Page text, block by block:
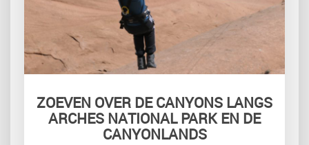
ZOEVEN OVER DE CANYONS LANGS
ARCHES NATIONAL PARK EN DE
CANYONLANDS